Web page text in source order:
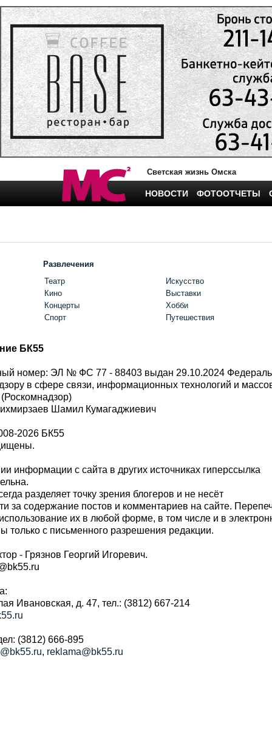
Светская жизнь Омска
НОВОСТИ ФОТООТЧЕТЫ
Развлечения
Театр
Кино
Концерты
Спорт
Искусство
Выставки
Хобби
Путешествия
БК55
номер: ЭЛ № ФС 77 - 88403 выдан 29.10.2024
в сфере связи, информационных технологий и
Шамил Кумагаджиевич
2026 БК55
информации с сайта в других источниках гиперссылка
разделяет точку зрения блогеров и не несёт
за содержание постов и комментариев на сайте.
их в любой форме, в том числе и в
с письменного разрешения редакции.
- Грязнов Георгий Игоревич.
Ивановская, д. 47, тел.: (3812) 667-214
(3812) 666-895
, reklama@bk55.ru